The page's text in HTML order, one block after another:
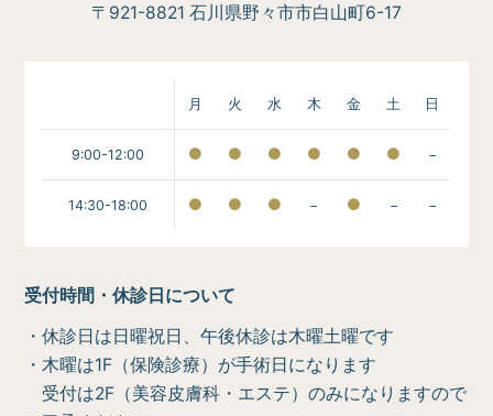
〒921-8821 石川県野々市市白山町6-17
月 火 水 木 金 土 日
9:00-12:00 −
14:30-18:00 − − −
受付時間・休診日について
・休診日は日曜祝日、午後休診は木曜土曜です
・木曜は1F（保険診療）が手術日になります
受付は2F（美容皮膚科・エステ）のみになりますので